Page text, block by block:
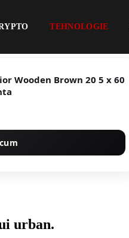
TEHNOLOGIE
Brown 20 5 x 60
urban.